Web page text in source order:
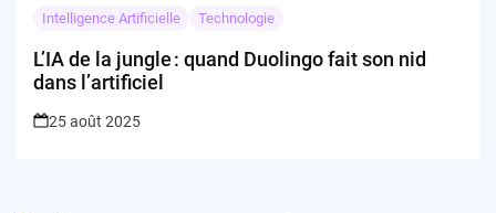
Intelligence Artificielle Technologie
L’IA de la jungle : quand Duolingo fait son nid
dans l’artificiel
25 août 2025